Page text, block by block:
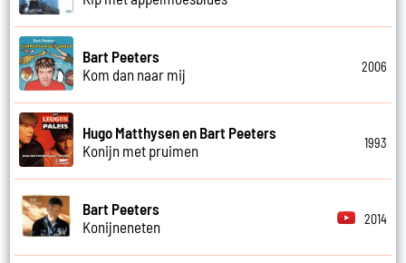
Bart Peeters
Kom dan naar mij
2006
Hugo Matthysen en Bart Peeters
Konijn met pruimen
1993
Bart Peeters
Konijneneten
2014